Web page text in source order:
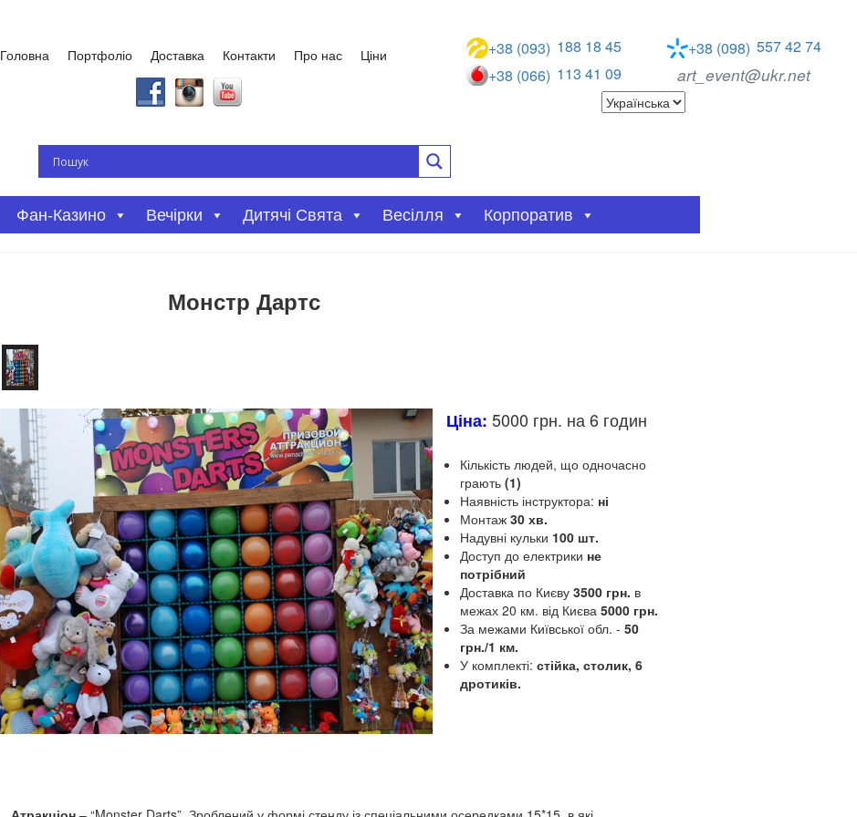
Головна Портфоліо Доставка Контакти Про нас Ціни +38 (093) 188 18 45 +38 (098) 557 42 74
+38 (066) 113 41 09 art_event@ukr.net
Фан-Казино Вечірки Дитячі Свята Весілля Корпоратив
Монстр Дартс
Ціна: 5000 грн. на 6 годин
Кількість людей, що одночасно
грають(1)
Наявність інструктора: ні
Монтаж 30 хв.
Надувні кульки 100 шт.
Доступ до електрики не
потрібний
Доставка по Києву 3500 грн. в
межах 20 км. від Києва 5000 грн.
За межами Київської обл. - 50
грн./1 км.
У комплекті: стійка, столик, 6
дротиків.